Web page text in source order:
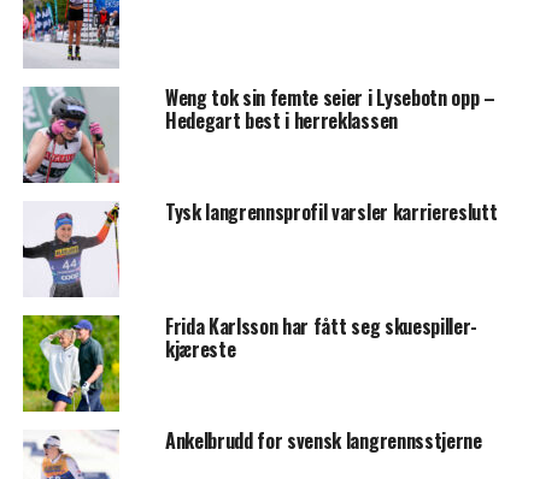
Weng tok sin femte seier i Lysebotn opp –
Hedegart best i herreklassen
Tysk langrennsprofil varsler karriereslutt
Frida Karlsson har fått seg skuespiller-
kjæreste
Ankelbrudd for svensk langrennsstjerne